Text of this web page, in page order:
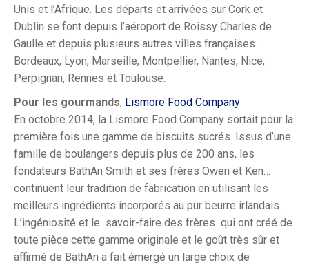
Unis et l’Afrique. Les départs et arrivées sur Cork et
Dublin se font depuis l’aéroport de Roissy Charles de
Gaulle et depuis plusieurs autres villes françaises :
Bordeaux, Lyon, Marseille, Montpellier, Nantes, Nice,
Perpignan, Rennes et Toulouse.
Pour les gourmands, Lismore Food Company
En octobre 2014, la Lismore Food Company sortait pour la
première fois une gamme de biscuits sucrés. Issus d’une
famille de boulangers depuis plus de 200 ans, les
fondateurs BathAn Smith et ses frères Owen et Ken…
continuent leur tradition de fabrication en utilisant les
meilleurs ingrédients incorporés au pur beurre irlandais.
L’ingéniosité et le savoir-faire des frères qui ont créé de
toute pièce cette gamme originale et le goût très sûr et
affirmé de BathAn a fait émergé un large choix de